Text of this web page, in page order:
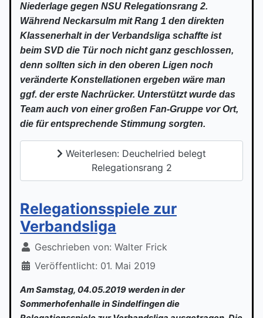
Niederlage gegen NSU Relegationsrang 2.
Während Neckarsulm mit Rang 1 den direkten
Klassenerhalt in der Verbandsliga schaffte ist
beim SVD die Tür noch nicht ganz geschlossen,
denn sollten sich in den oberen Ligen noch
veränderte Konstellationen ergeben wäre man
ggf. der erste Nachrücker. Unterstützt wurde das
Team auch von einer großen Fan-Gruppe vor Ort,
die für entsprechende Stimmung sorgten.
Weiterlesen: Deuchelried belegt
Relegationsrang 2
Relegationsspiele zur
Verbandsliga
Geschrieben von: Walter Frick
Veröffentlicht: 01. Mai 2019
Am Samstag, 04.05.2019 werden in der
Sommerhofenhalle in Sindelfingen die